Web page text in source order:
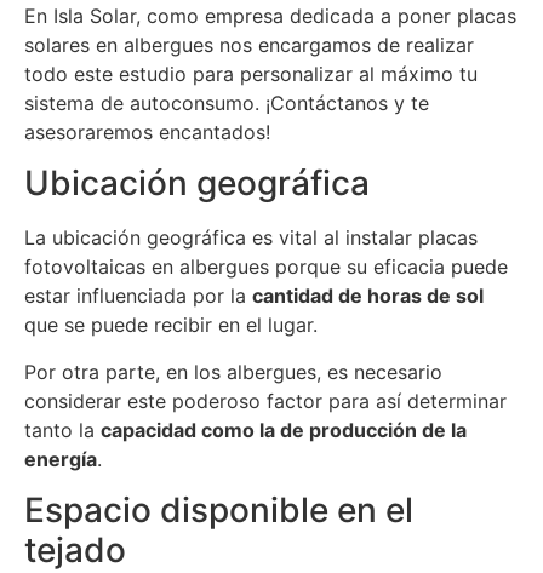
En Isla Solar, como empresa dedicada a poner placas
solares en albergues nos encargamos de realizar
todo este estudio para personalizar al máximo tu
sistema de autoconsumo. ¡Contáctanos y te
asesoraremos encantados!
Ubicación geográfica
La ubicación geográfica es vital al instalar placas
fotovoltaicas en albergues porque su eficacia puede
estar influenciada por la cantidad de horas de sol
que se puede recibir en el lugar.
Por otra parte, en los albergues, es necesario
considerar este poderoso factor para así determinar
tanto la capacidad como la de producción de la
energía.
Espacio disponible en el
tejado